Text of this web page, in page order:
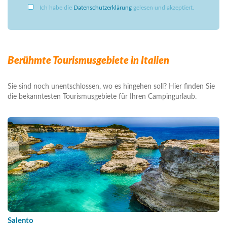
Ich habe die Datenschutzerklärung gelesen und akzeptiert.
Berühmte Tourismusgebiete in Italien
Sie sind noch unentschlossen, wo es hingehen soll? Hier finden Sie
die bekanntesten Tourismusgebiete für Ihren Campingurlaub.
Salento